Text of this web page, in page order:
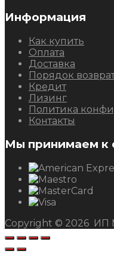
Информация
Как купить
Оплата
Доставка
Порядок
Кредит
Лизинг
Политика
Контакты
Мы принимаем к
Copyright © 2026 ИП